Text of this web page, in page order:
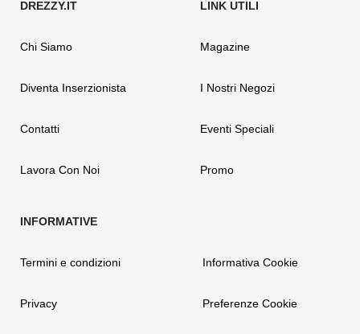
Chi Siamo
Diventa Inserzionista
Contatti
Lavora Con Noi
Magazine
I Nostri Negozi
Eventi Speciali
Promo
Termini e condizioni
Privacy
Informativa Cookie
Preferenze Cookie